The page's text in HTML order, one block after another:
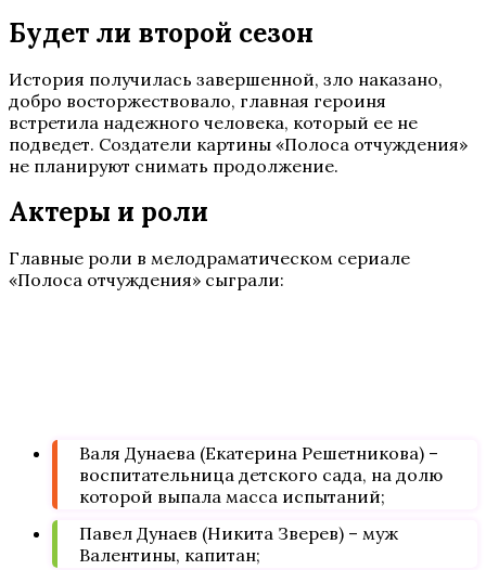
Будет ли второй сезон
История получилась завершенной, зло наказано,
добро восторжествовало, главная героиня
встретила надежного человека, который ее не
подведет. Создатели картины «Полоса отчуждения»
не планируют снимать продолжение.
Актеры и роли
Главные роли в мелодраматическом сериале
«Полоса отчуждения» сыграли:
Валя Дунаева (Екатерина Решетникова) –
воспитательница детского сада, на долю
которой выпала масса испытаний;
Павел Дунаев (Никита Зверев) – муж
Валентины, капитан;